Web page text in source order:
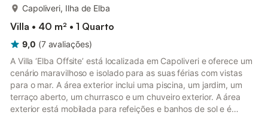
Capoliveri, Ilha de Elba
Villa • 40 m² • 1 Quarto
9,0 (7 avaliações)
A Villa ‘Elba Offsite’ está localizada em Capoliveri e oferece um
cenário maravilhoso e isolado para as suas férias com vistas
para o mar. A área exterior inclui uma piscina, um jardim, um
terraço aberto, um churrasco e um chuveiro exterior. A área
exterior está mobilada para refeições e banhos de sol e é